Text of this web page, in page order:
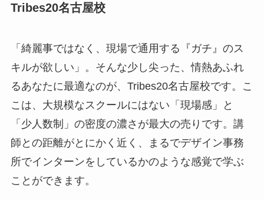
Tribes20名古屋校
「綺麗事ではなく、現場で通用する『ガチ』のス
キルが欲しい」。そんな少し尖った、情熱あふれ
るあなたに最適なのが、Tribes20名古屋校です。こ
こは、大規模なスクールにはない「現場感」と
「少人数制」の密度の濃さが最大の売りです。講
師との距離がとにかく近く、まるでデザイン事務
所でインターンをしているかのような感覚で学ぶ
ことができます。